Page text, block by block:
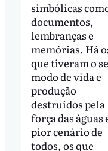
simbólicas
documentos,
lembranças e
memórias. Há
que tiveram o
modo de vida e
produção
destruídos pela
força das águas
pior cenário de
todos, os que